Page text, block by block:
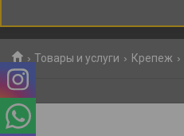
Товары и услуги Крепеж